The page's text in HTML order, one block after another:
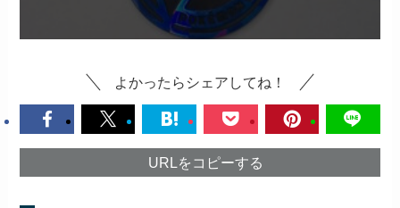
よかったらシェアしてね！
URLをコピーする